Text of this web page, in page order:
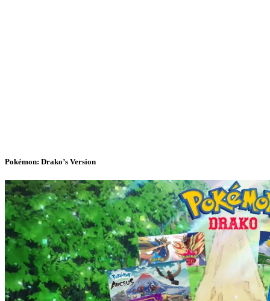
Pokémon: Drako’s Version